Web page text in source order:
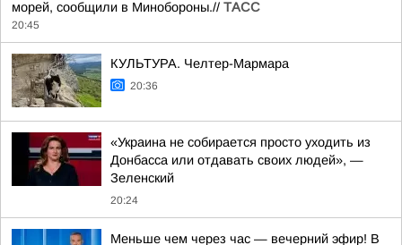
морей, сообщили в Минобороны.// ТАСС
20:45
КУЛЬТУРА. Челтер-Мармара
20:36
«Украина не собирается просто уходить из
Донбасса или отдавать своих людей», —
Зеленский
20:24
Меньше чем через час — вечерний эфир! В